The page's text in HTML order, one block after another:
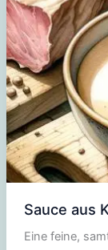
Sauce aus
Eine feine,